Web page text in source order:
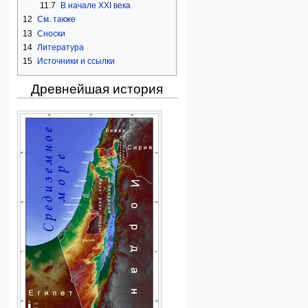
11.7
В начале XXI века
12 См. также
13 Сноски
14 Литература
15
Источники и ссылки
Древнейшая история